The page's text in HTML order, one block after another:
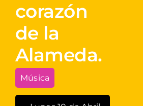
corazón
de la
Alameda.
Música